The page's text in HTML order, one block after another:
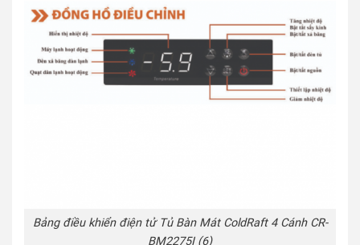
Bảng điều khiển điện tử Tủ Bàn Mát ColdRaft 4 Cánh CR-
BM2275I (6)